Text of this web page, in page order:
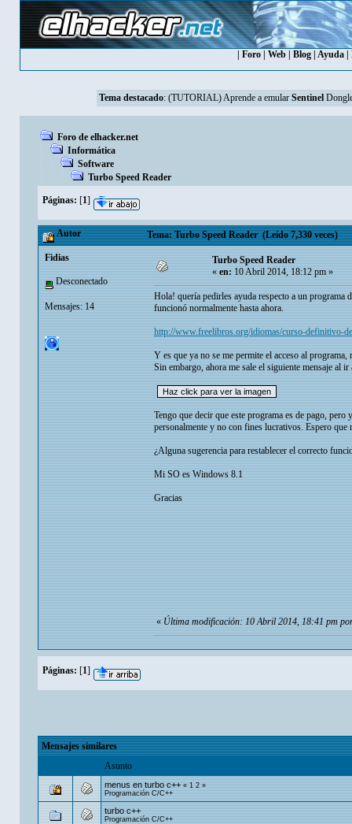
Foro| Web| Blog| Ayuda|
Tema destacado: (TUTORIAL) Aprende a emular Sentinel
Foro de elhacker.net
Informática
Software
Turbo Speed Reader
Páginas: [1]
Autor Tema: Turbo Speed Reader (Leído 7,330 veces)
Fidias
Desconectado
Mensajes: 14
Turbo Speed Reader
«en:10 Abril 2014, 18:12 pm »
Hola! quería pedirles ayuda respecto a un programa
funcionó normalmente hasta ahora.
http://www.freelibros.org/idiomas/curso-definitivo-
Y es que ya no se me permite el acceso al
Sin embargo, ahora me sale el siguiente mensaje al ir
Tengo que decir que este programa es de pago,
personalmente y no con fines lucrativos. Espero que
¿Alguna sugerencia para restablecer el correcto
Mi SO es Windows 8.1
Gracias
«Última modificación: 10 Abril 2014, 18:41 pm
Páginas: [1]
Mensajes similares
Asunto
menus en turbo c++ «1 2»
Programación C/C++
turbo c++
Programación C/C++